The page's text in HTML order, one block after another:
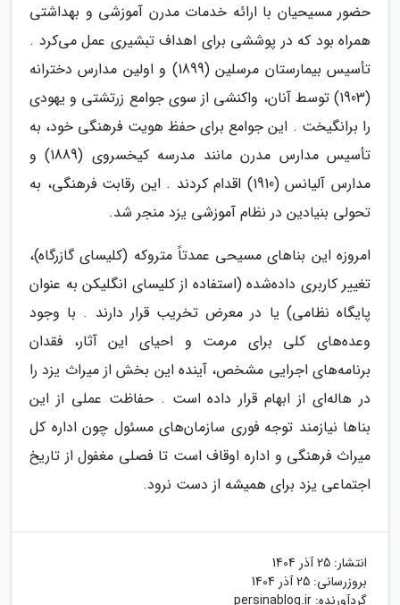
حضور مسیحیان با ارائه خدمات مدرن آموزشی و بهداشتی
همراه بود که در پوششی برای اهداف تبشیری عمل می‌کرد .
تأسیس بیمارستان مرسلین (1899) و اولین مدارس دخترانه
(1903) توسط آنان، واکنشی از سوی جوامع زرتشتی و یهودی
را برانگیخت . این جوامع برای حفظ هویت فرهنگی خود، به
تأسیس مدارس مدرن مانند مدرسه کیخسروی (1889) و
مدارس آلیانس (1910) اقدام کردند . این رقابت فرهنگی، به
تحولی بنیادین در نظام آموزشی یزد منجر شد.
امروزه این بناهای مسیحی عمدتاً متروکه (کلیسای گازرگاه)،
تغییر کاربری داده‌شده (استفاده از کلیسای انگلیکن به عنوان
پایگاه نظامی) یا در معرض تخریب قرار دارند . با وجود
وعده‌های کلی برای مرمت و احیای این آثار، فقدان
برنامه‌های اجرایی مشخص، آینده این بخش از میراث یزد را
در هاله‌ای از ابهام قرار داده است . حفاظت عملی از این
بناها نیازمند توجه فوری سازمان‌های مسئول چون اداره کل
میراث فرهنگی و اداره اوقاف است تا فصلی مغفول از تاریخ
اجتماعی یزد برای همیشه از دست نرود.
انتشار: 25 آذر 1404
بروزرسانی: 25 آذر 1404
گردآورنده: persinablog.ir